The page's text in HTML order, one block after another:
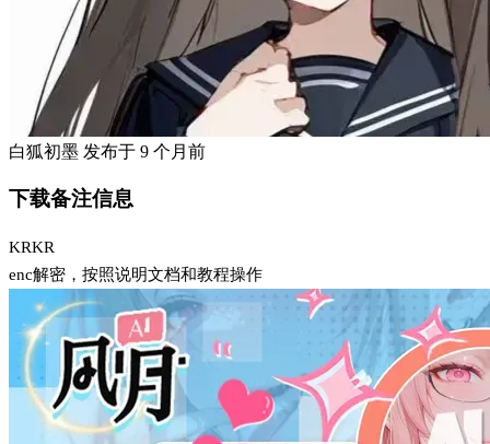
白狐初墨 发布于 9 个月前
下载备注信息
KRKR
enc解密，按照说明文档和教程操作